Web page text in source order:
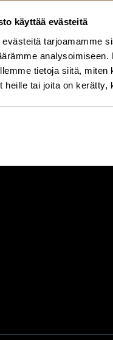
käyttää evästeitä
evästeitä tarjoamamme
tietoja siitä,
heille tai joita on